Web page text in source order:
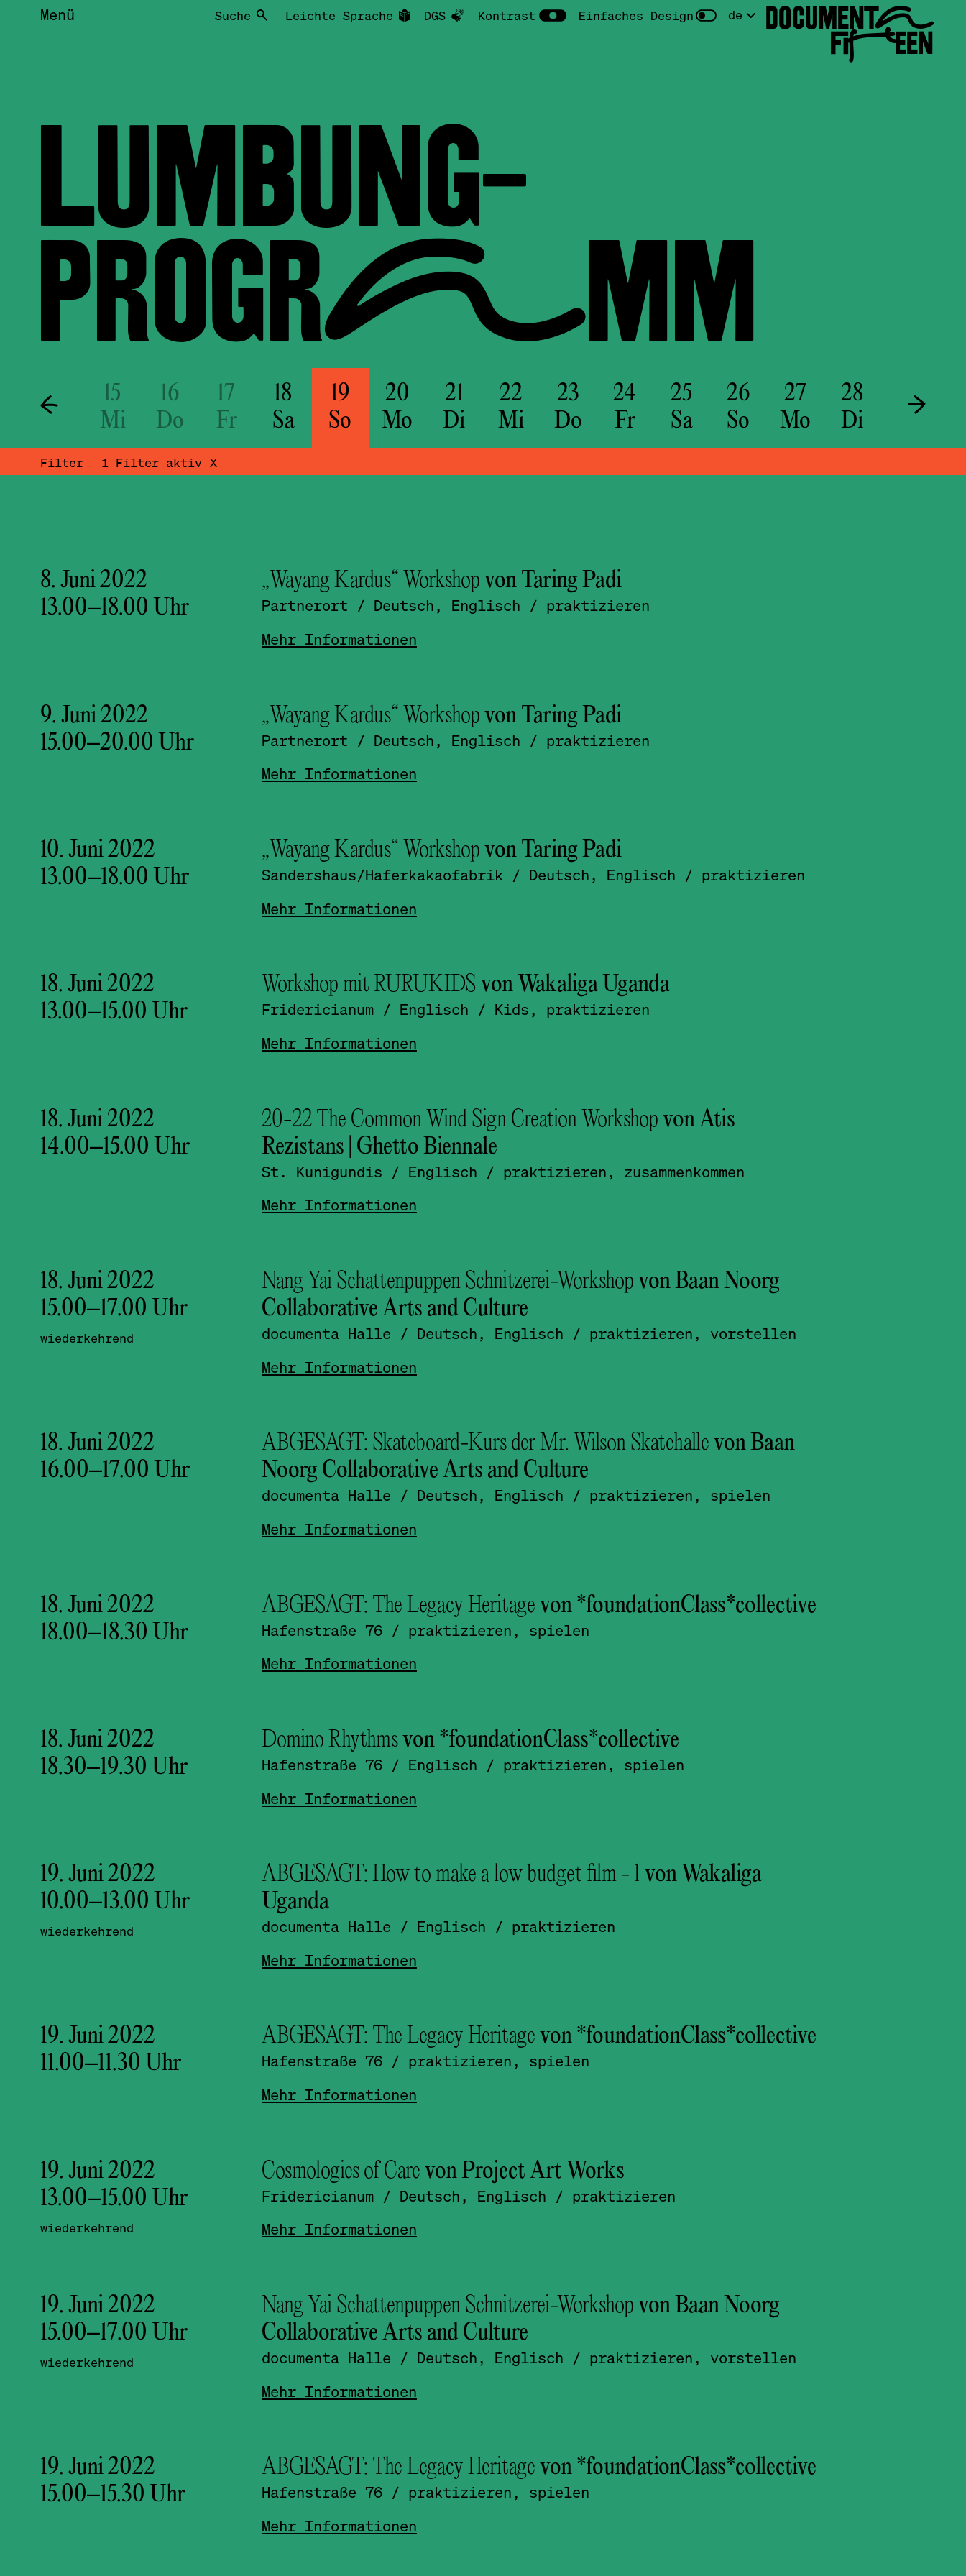
Menü Suche Leichte Sprache DGS Kontrast Einfaches Design de DOCUMENTA
FIFTEEN
LUMBUNG-
PROGRAMM
14
Di
15
Mi
16
Do
17
Fr
18
Sa
19
So
20
Mo
21
Di
22
Mi
23
Do
24
Fr
25
Sa
26
So
27
Mo
28
Di
29
Mi
Filter 1 Filter aktiv X
8. Juni 2022
13.00–18.00 Uhr
„Wayang Kardus“ Workshop von Taring Padi
Partnerort / Deutsch, Englisch / praktizieren
Mehr Informationen
9. Juni 2022
15.00–20.00 Uhr
„Wayang Kardus“ Workshop von Taring Padi
Partnerort / Deutsch, Englisch
/ praktizieren
Mehr Informationen
10. Juni 2022
13.00–18.00 Uhr
„Wayang Kardus“ Workshop von Taring Padi
Sandershaus/Haferkakao­fabrik / Deutsch, Englisch
/ praktizieren
Mehr Informationen
18. Juni 2022
13.00–15.00 Uhr
Workshop mit RURUKIDS von Wakaliga Uganda
Fridericianum / Englisch / Kids, praktizieren
Mehr Informationen
18. Juni 2022
14.00–15.00 Uhr
20-22 The Common Wind Sign Creation Workshop von Atis
Rezistans | Ghetto Biennale
St. Kunigundis / Englisch
/ praktizieren, zusammenkommen
Mehr Informationen
18. Juni 2022
15.00–17.00 Uhr
wiederkehrend
Nang Yai Schattenpuppen Schnitzerei-Workshop von Baan Noorg
Collaborative Arts and Culture
documenta Halle / Deutsch, Englisch
/ praktizieren, vorstellen
Mehr Informationen
18. Juni 2022
16.00–17.00 Uhr
ABGESAGT: Skateboard-Kurs der Mr. Wilson Skatehalle von Baan
Noorg Collaborative Arts and Culture
documenta Halle / Deutsch, Englisch / praktizieren, spielen
Mehr Informationen
18. Juni 2022
18.00–18.30 Uhr
ABGESAGT: The Legacy Heritage von *foundationClass*­collective
Hafenstraße 76 / praktizieren, spielen
Mehr Informationen
18. Juni 2022
18.30–19.30 Uhr
Domino Rhythmsvon *foundationClass*­collective
Hafenstraße 76 / Englisch
/ praktizieren, spielen
Mehr Informationen
19. Juni 2022
10.00–13.00 Uhr
wiederkehrend
ABGESAGT: How to make a low budget film - 1 von Wakaliga
Uganda
documenta Halle / Englisch
/ praktizieren
Mehr Informationen
19. Juni 2022
11.00–11.30 Uhr
ABGESAGT: The Legacy Heritage von *foundationClass*­collective
Hafenstraße 76 / praktizieren, spielen
Mehr Informationen
19. Juni 2022
13.00–15.00 Uhr
wiederkehrend
Cosmologies of Care von Project Art Works
Fridericianum / Deutsch, Englisch
/ praktizieren
Mehr Informationen
19. Juni 2022
15.00–17.00 Uhr
wiederkehrend
Nang Yai Schattenpuppen Schnitzerei-Workshop von Baan Noorg
Collaborative Arts and Culture
documenta Halle / Deutsch, Englisch
/ praktizieren, vorstellen
Mehr Informationen
19. Juni 2022
15.00–15.30 Uhr
ABGESAGT: The Legacy Heritage von *foundationClass*­collective
Hafenstraße 76 / praktizieren, spielen
Mehr Informationen